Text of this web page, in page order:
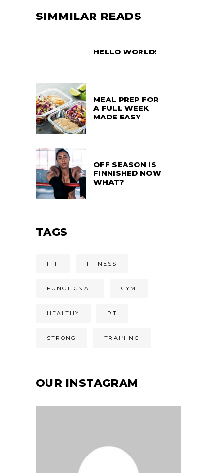
SIMMILAR READS
HELLO WORLD!
MEAL PREP FOR
A FULL WEEK
MADE EASY
OFF SEASON IS
FINNISHED NOW
WHAT?
TAGS
FIT FITNESS
FUNCTIONAL GYM
HEALTHY PT
STRONG TRAINING
OUR INSTAGRAM